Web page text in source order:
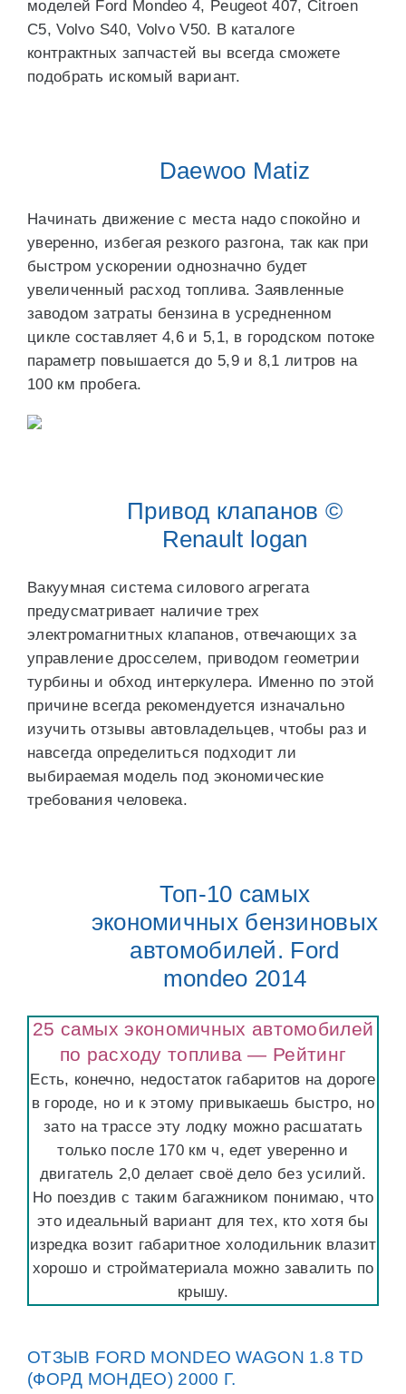
моделей Ford Mondeo 4, Peugeot 407, Citroen
C5, Volvo S40, Volvo V50. В каталоге
контрактных запчастей вы всегда сможете
подобрать искомый вариант.
Daewoo Matiz
Начинать движение с места надо спокойно и
уверенно, избегая резкого разгона, так как при
быстром ускорении однозначно будет
увеличенный расход топлива. Заявленные
заводом затраты бензина в усредненном
цикле составляет 4,6 и 5,1, в городском потоке
параметр повышается до 5,9 и 8,1 литров на
100 км пробега.
Привод клапанов ©
Renault logan
Вакуумная система силового агрегата
предусматривает наличие трех
электромагнитных клапанов, отвечающих за
управление дросселем, приводом геометрии
турбины и обход интеркулера. Именно по этой
причине всегда рекомендуется изначально
изучить отзывы автовладельцев, чтобы раз и
навсегда определиться подходит ли
выбираемая модель под экономические
требования человека.
Топ-10 самых
экономичных бензиновых
автомобилей. Ford
mondeo 2014
25 самых экономичных автомобилей
по расходу топлива — Рейтинг
Есть, конечно, недостаток габаритов на дороге
в городе, но и к этому привыкаешь быстро, но
зато на трассе эту лодку можно расшатать
только после 170 км ч, едет уверенно и
двигатель 2,0 делает своё дело без усилий.
Но поездив с таким багажником понимаю, что
это идеальный вариант для тех, кто хотя бы
изредка возит габаритное холодильник влазит
хорошо и стройматериала можно завалить по
крышу.
ОТЗЫВ FORD MONDEO WAGON 1.8 TD
(ФОРД МОНДЕО) 2000 Г.